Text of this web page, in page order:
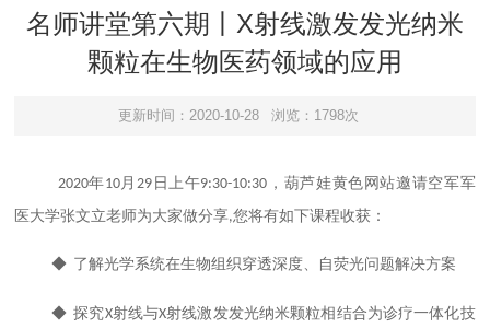
名师讲堂第六期丨X射线激发发光纳米
颗粒在生物医药领域的应用
更新时间：2020-10-28 浏览：1798次
2020年10月29日上午9:30-10:30，葫芦娃黄色网站邀请空军军
医大学张文立老师为大家做分享,您将有如下课程收获：
◆ 了解光学系统在生物组织穿透深度、自荧光问题解决方案
◆ 探究X射线与X射线激发发光纳米颗粒相结合为诊疗一体化技